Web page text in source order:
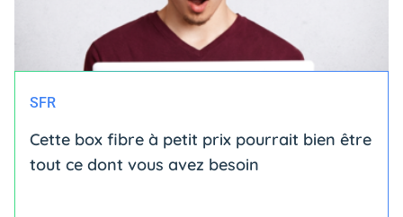
SFR
Cette box fibre à petit prix pourrait bien être
tout ce dont vous avez besoin